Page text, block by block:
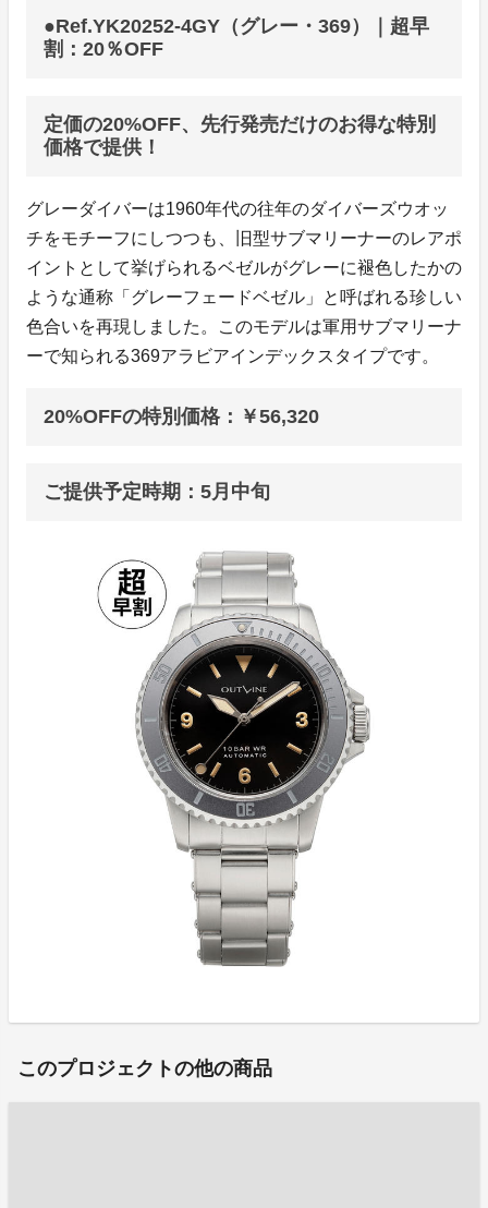
●Ref.YK20252-4GY（グレー・369）｜超早
割：20％OFF
定価の20%OFF、先行発売だけのお得な特別
価格で提供！
グレーダイバーは1960年代の往年のダイバーズウオッ
チをモチーフにしつつも、旧型サブマリーナーのレアポ
イントとして挙げられるベゼルがグレーに褪色したかの
ような通称「グレーフェードベゼル」と呼ばれる珍しい
色合いを再現しました。このモデルは軍用サブマリーナ
ーで知られる369アラビアインデックスタイプです。
20%OFFの特別価格：￥56,320
ご提供予定時期：5月中旬
このプロジェクトの他の商品